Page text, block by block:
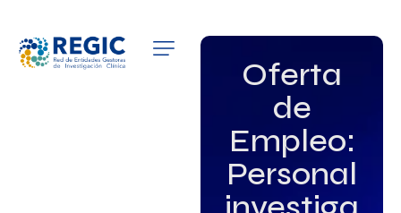
Oferta
de
Empleo:
Personal
QUIÉNES SOMOS
PATROCINADORES